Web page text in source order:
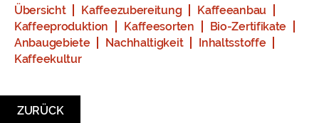
Übersicht Kaffeezubereitung
Kaffeeanbau
Kaffeeproduktion
Kaffeesorten
Bio-Zertifikate
Anbaugebiete
Nachhaltigkeit
Inhaltsstoffe
Kaffeekultur
ZURÜCK